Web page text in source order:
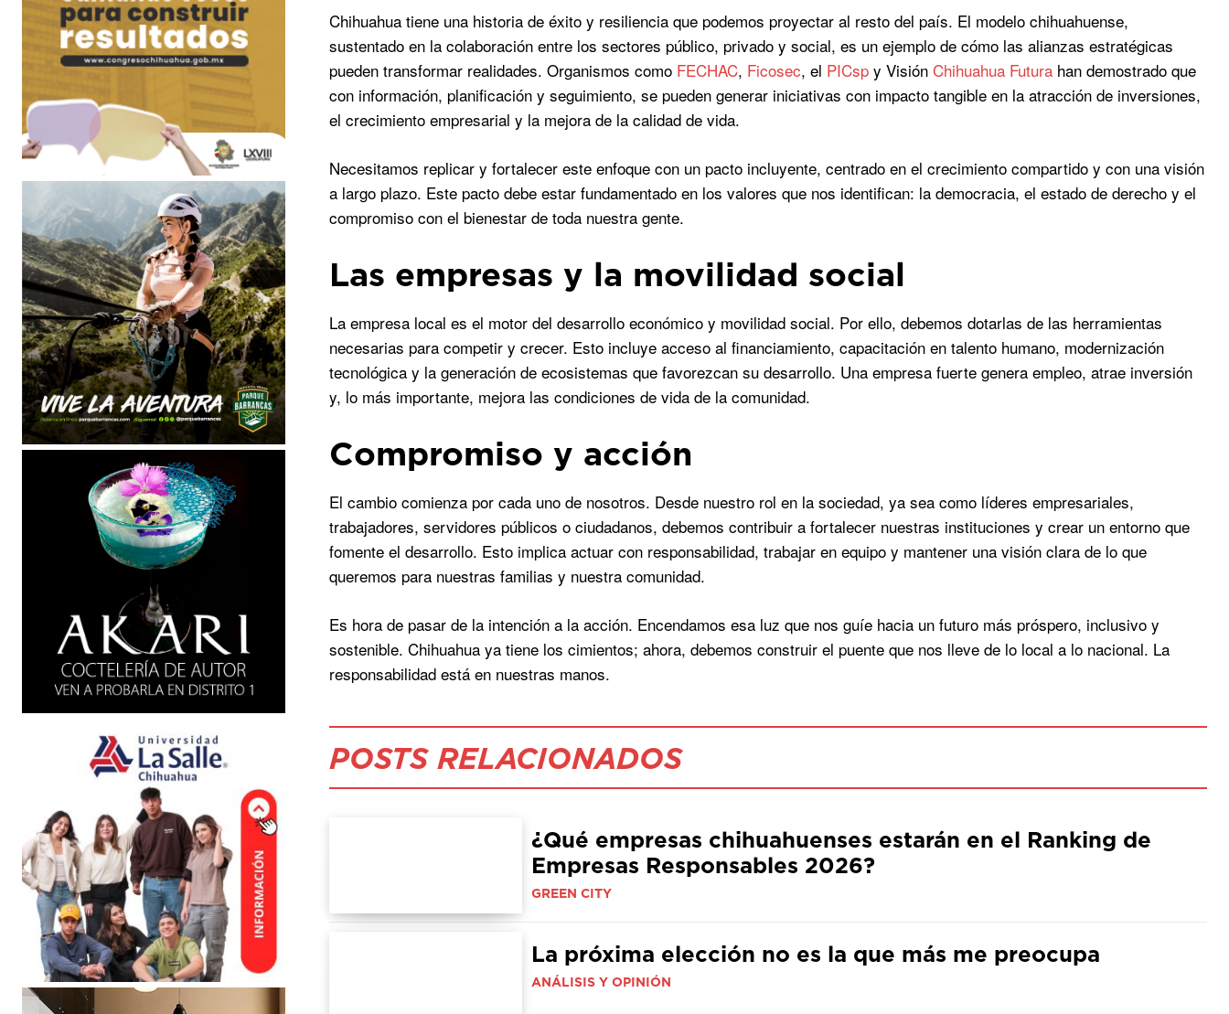
Chihuahua tiene una historia de éxito y resiliencia que podemos proyectar al resto del país. El modelo chihuahuense,
sustentado en la colaboración entre los sectores público, privado y social, es un ejemplo de cómo las alianzas estratégicas
pueden transformar realidades. Organismos como FECHAC, Ficosec, el PICsp y Visión Chihuahua Futura han demostrado que
con información, planificación y seguimiento, se pueden generar iniciativas con impacto tangible en la atracción de inversiones,
el crecimiento empresarial y la mejora de la calidad de vida.
Necesitamos replicar y fortalecer este enfoque con un pacto incluyente, centrado en el crecimiento compartido y con una visión
a largo plazo. Este pacto debe estar fundamentado en los valores que nos identifican: la democracia, el estado de derecho y el
compromiso con el bienestar de toda nuestra gente.
Las empresas y la movilidad social
La empresa local es el motor del desarrollo económico y movilidad social. Por ello, debemos dotarlas de las herramientas
necesarias para competir y crecer. Esto incluye acceso al financiamiento, capacitación en talento humano, modernización
tecnológica y la generación de ecosistemas que favorezcan su desarrollo. Una empresa fuerte genera empleo, atrae inversión
y, lo más importante, mejora las condiciones de vida de la comunidad.
Compromiso y acción
El cambio comienza por cada uno de nosotros. Desde nuestro rol en la sociedad, ya sea como líderes empresariales,
trabajadores, servidores públicos o ciudadanos, debemos contribuir a fortalecer nuestras instituciones y crear un entorno que
fomente el desarrollo. Esto implica actuar con responsabilidad, trabajar en equipo y mantener una visión clara de lo que
queremos para nuestras familias y nuestra comunidad.
Es hora de pasar de la intención a la acción. Encendamos esa luz que nos guíe hacia un futuro más próspero, inclusivo y
sostenible. Chihuahua ya tiene los cimientos; ahora, debemos construir el puente que nos lleve de lo local a lo nacional. La
responsabilidad está en nuestras manos.
POSTS RELACIONADOS
¿Qué empresas chihuahuenses estarán en el Ranking de
Empresas Responsables 2026?
GREEN CITY
La próxima elección no es la que más me preocupa
ANÁLISIS Y OPINIÓN